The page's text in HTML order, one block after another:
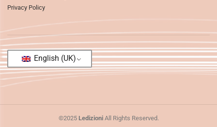
Privacy Policy
English (UK)
©2025 LedizioniAll Rights Reserved.